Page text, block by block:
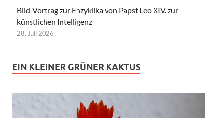
Bild-Vortrag zur Enzyklika von Papst Leo XIV. zur
künstlichen Intelligenz
28. Juli 2026
EIN KLEINER GRÜNER KAKTUS